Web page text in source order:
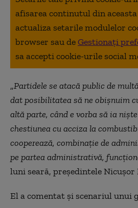
afisarea continutul din
actualiza setarile modulelor
browser sau deGestionați
sa accepti cookie-urile social
„Partidele se atacă public de
dat posibilitatea să ne obişnuim
altă parte, când e vorba să ia
chestiunea cu acciza la
cooperează, combinaţie de
pe partea administrativă,
luni seară, preşedintele Nicuşor
El a comentat şi scenariul unui